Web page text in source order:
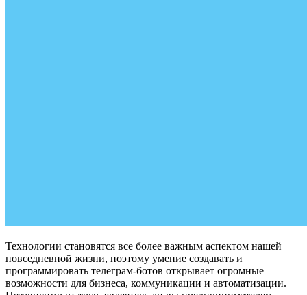
Технологии становятся все более важным аспектом нашей
повседневной жизни, поэтому умение создавать и
программировать телеграм-ботов открывает огромные
возможности для бизнеса, коммуникации и автоматизации.